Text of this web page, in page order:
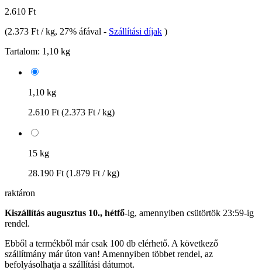
2.610 Ft
(2.373 Ft / kg, 27% áfával - Szállítási díjak )
Tartalom: 1,10 kg
1,10 kg
2.610 Ft (2.373 Ft / kg)
15 kg
28.190 Ft (1.879 Ft / kg)
raktáron
Kiszállítás augusztus 10., hétfő-ig, amennyiben csütörtök 23:59-ig
rendel.
Ebből a termékből már csak 100 db elérhető. A következő
szállítmány már úton van! Amennyiben többet rendel, az
befolyásolhatja a szállítási dátumot.